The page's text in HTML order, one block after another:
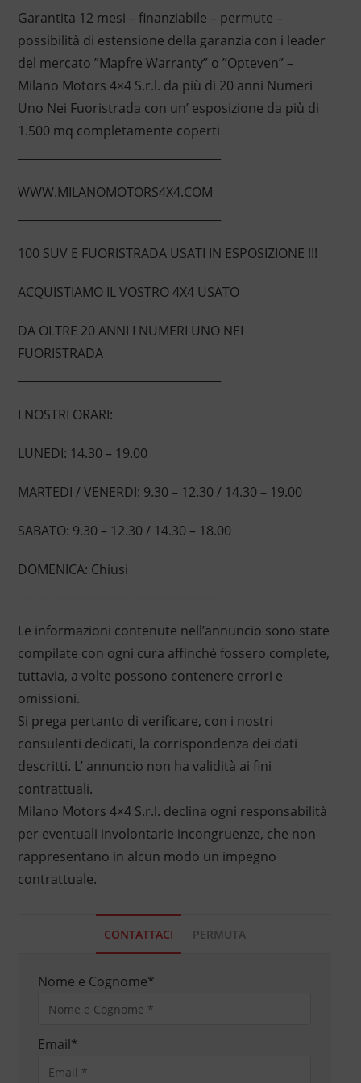
Garantita 12 mesi – finanziabile – permute –
possibilità di estensione della garanzia con i leader
del mercato ”Mapfre Warranty” o ”Opteven” –
Milano Motors 4×4 S.r.l. da più di 20 anni Numeri
Uno Nei Fuoristrada con un’ esposizione da più di
1.500 mq completamente coperti
WWW.MILANOMOTORS4X4.COM
100 SUV E FUORISTRADA USATI IN ESPOSIZIONE !!!
ACQUISTIAMO IL VOSTRO 4X4 USATO
DA OLTRE 20 ANNI I NUMERI UNO NEI
FUORISTRADA
I NOSTRI ORARI:
LUNEDI: 14.30 – 19.00
MARTEDI / VENERDI: 9.30 – 12.30 / 14.30 – 19.00
SABATO: 9.30 – 12.30 / 14.30 – 18.00
DOMENICA: Chiusi
Le informazioni contenute nell’annuncio sono state
compilate con ogni cura affinché fossero complete,
tuttavia, a volte possono contenere errori e
omissioni.
Si prega pertanto di verificare, con i nostri
consulenti dedicati, la corrispondenza dei dati
descritti. L’ annuncio non ha validità ai fini
contrattuali.
Milano Motors 4×4 S.r.l. declina ogni responsabilità
per eventuali involontarie incongruenze, che non
rappresentano in alcun modo un impegno
contrattuale.
CONTATTACI PERMUTA
Nome e Cognome*
Email*